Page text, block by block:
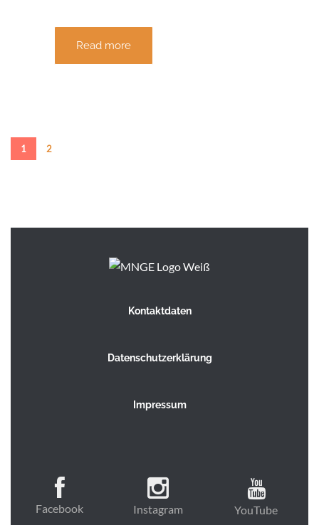
Read more
1 2
Kontaktdaten
Datenschutzerklärung
Impressum
Facebook Instagram YouTube